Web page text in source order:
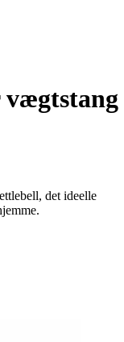
vægtstang
det ideelle